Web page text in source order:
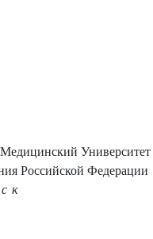
Университет
Российской Федерации